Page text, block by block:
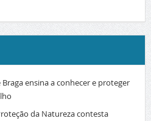
ensina a conhecer e proteger
da Natureza contesta